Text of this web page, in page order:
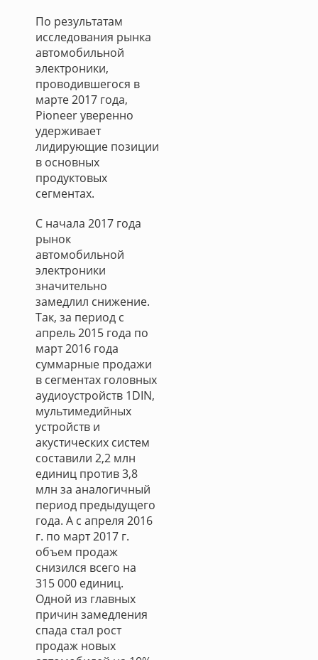
По результатам
исследования рынка
автомобильной
электроники,
проводившегося в
марте 2017 года,
Pioneer уверенно
удерживает
лидирующие позиции
в основных
продуктовых
сегментах.
С начала 2017 года
рынок
автомобильной
электроники
значительно
замедлил снижение.
Так, за период с
апрель 2015 года по
март 2016 года
суммарные продажи
в сегментах головных
аудиоустройств 1DIN,
мультимедийных
устройств и
акустических систем
составили 2,2 млн
единиц против 3,8
млн за аналогичный
период предыдущего
года. А с апреля 2016
г. по март 2017 г.
объем продаж
снизился всего на
315 000 единиц.
Одной из главных
причин замедления
спада стал рост
продаж новых